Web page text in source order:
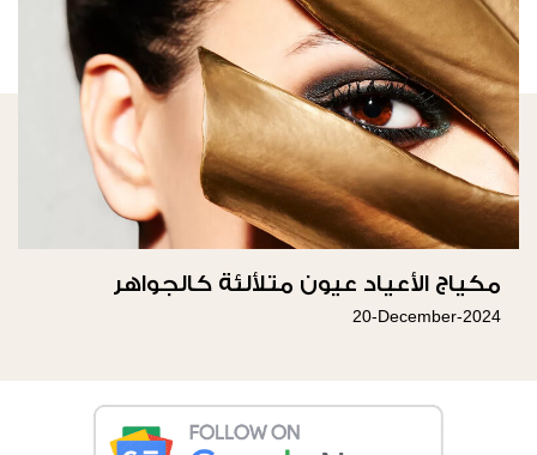
مكياج الأعياد عيون متلألئة كالجواهر
20-December-2024